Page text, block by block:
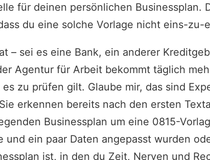
für deinen persönlichen Businessplan.
du eine solche Vorlage nicht eins-zu-
– sei es eine Bank, ein anderer
Agentur für Arbeit bekommt täglich
zu prüfen gilt. Glaube mir, das sind
erkennen bereits nach den ersten
Businessplan um eine 0815-
und ein paar Daten angepasst wurden
ist, in den du Zeit, Nerven und